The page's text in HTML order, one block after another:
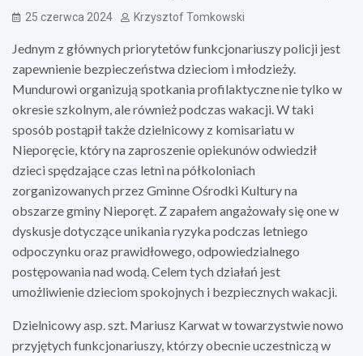
25 czerwca 2024 Krzysztof Tomkowski
Jednym z głównych priorytetów funkcjonariuszy policji jest
zapewnienie bezpieczeństwa dzieciom i młodzieży.
Mundurowi organizują spotkania profilaktyczne nie tylko w
okresie szkolnym, ale również podczas wakacji. W taki
sposób postąpił także dzielnicowy z komisariatu w
Nieporęcie, który na zaproszenie opiekunów odwiedził
dzieci spędzające czas letni na półkoloniach
zorganizowanych przez Gminne Ośrodki Kultury na
obszarze gminy Nieporęt. Z zapałem angażowały się one w
dyskusje dotyczące unikania ryzyka podczas letniego
odpoczynku oraz prawidłowego, odpowiedzialnego
postępowania nad wodą. Celem tych działań jest
umożliwienie dzieciom spokojnych i bezpiecznych wakacji.
Dzielnicowy asp. szt. Mariusz Karwat w towarzystwie nowo
przyjętych funkcjonariuszy, którzy obecnie uczestniczą w